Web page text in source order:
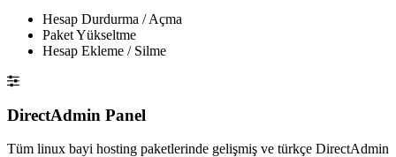
Hesap Durdurma / Açma
Paket Yükseltme
Hesap Ekleme / Silme
DirectAdmin Panel
Tüm linux bayi hosting paketlerinde gelişmiş ve türkçe DirectAdmin